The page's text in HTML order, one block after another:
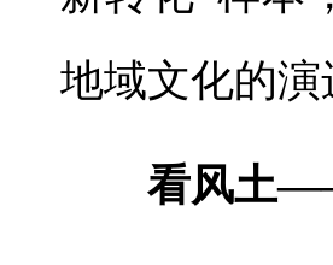
地域文化的
看风土